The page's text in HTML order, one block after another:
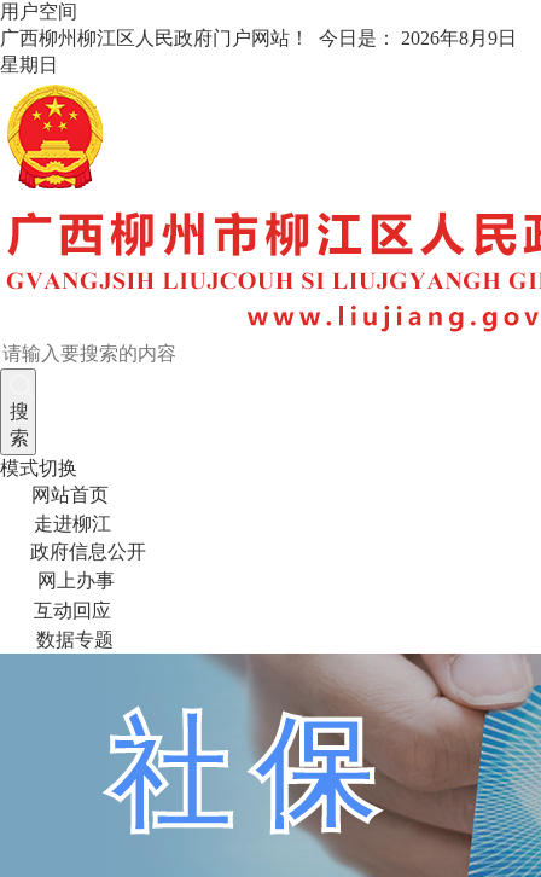
用户空间
广西柳州柳江区人民政府门户网站！ 今日是： 2026年8月9日
星期日
搜
索
模式切换
网站首页
走进柳江
政府信息公开
网上办事
互动回应
数据专题
社保